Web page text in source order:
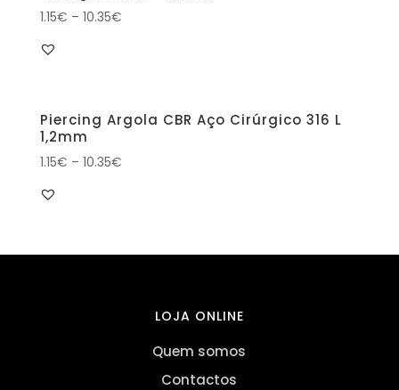
1.15€ – 10.35€
Piercing Argola CBR Aço Cirúrgico 316 L
1,2mm
1.15€ – 10.35€
LOJA ONLINE
Quem somos
Contactos